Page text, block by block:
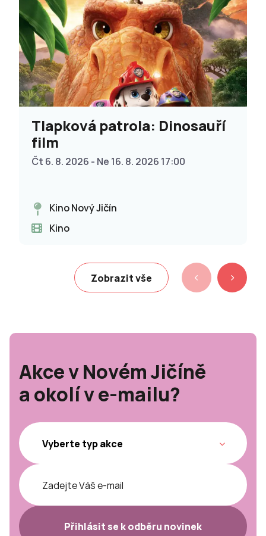
Tlapková patrola: Dinosauří
film
Čt 6. 8. 2026 - Ne 16. 8. 2026 17:00
Kino Nový Jičín
Kino
Zobrazit vše
Akce v Novém Jičíně
a okolí v e-mailu?
Přihlásit se k odběru novinek